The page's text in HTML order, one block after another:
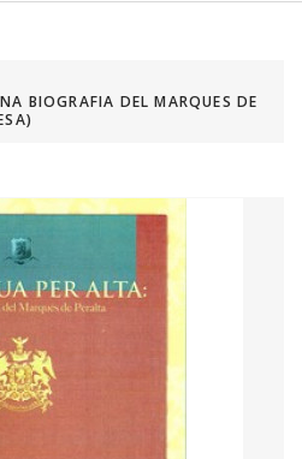
BIOGRAFIA DEL MARQUES DE